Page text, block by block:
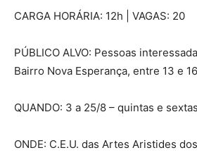
CARGA HORÁRIA: 12h | VAGAS: 20
PÚBLICO ALVO: Pessoas
Bairro Nova Esperança, entre 13 e
QUANDO: 3 a 25/8 – quintas e
ONDE: C.E.U. das Artes Aristides